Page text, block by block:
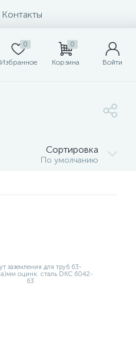
Контакты
0
Избранное
0
Корзина Войти
Сортировка
По умолчанию